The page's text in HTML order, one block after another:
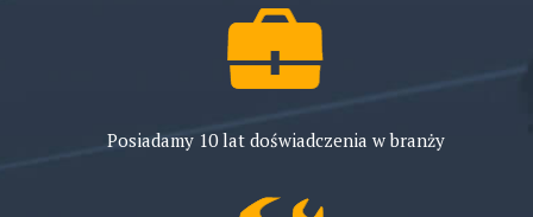
Posiadamy 10 lat doświadczenia w branży